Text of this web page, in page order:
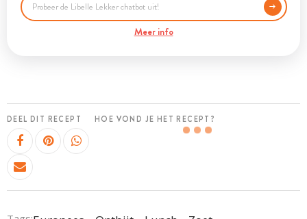
Meer info
DEEL DIT RECEPT HOE VOND JE HET RECEPT?